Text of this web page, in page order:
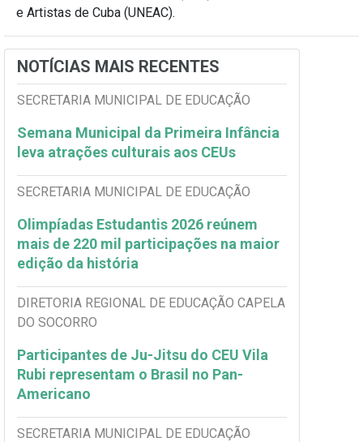
e Artistas de Cuba (UNEAC).
NOTÍCIAS MAIS RECENTES
SECRETARIA MUNICIPAL DE EDUCAÇÃO
Semana Municipal da Primeira Infância
leva atrações culturais aos CEUs
SECRETARIA MUNICIPAL DE EDUCAÇÃO
Olimpíadas Estudantis 2026 reúnem
mais de 220 mil participações na maior
edição da história
DIRETORIA REGIONAL DE EDUCAÇÃO CAPELA
DO SOCORRO
Participantes de Ju-Jitsu do CEU Vila
Rubi representam o Brasil no Pan-
Americano
SECRETARIA MUNICIPAL DE EDUCAÇÃO